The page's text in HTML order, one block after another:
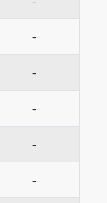
-
-
-
-
-